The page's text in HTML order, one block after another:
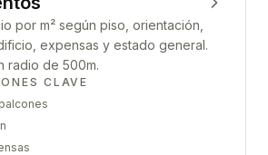
por m² según piso, orientación,
expensas y estado general.
radio de 500m.
CLAVE